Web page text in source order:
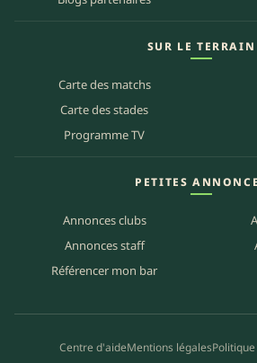
SUR LE TERRAIN
Carte des matchs
Carte des stades
Programme TV
PETITES
Annonces clubs
Annonces staff
Référencer mon bar
Centre d'aideMentions légales